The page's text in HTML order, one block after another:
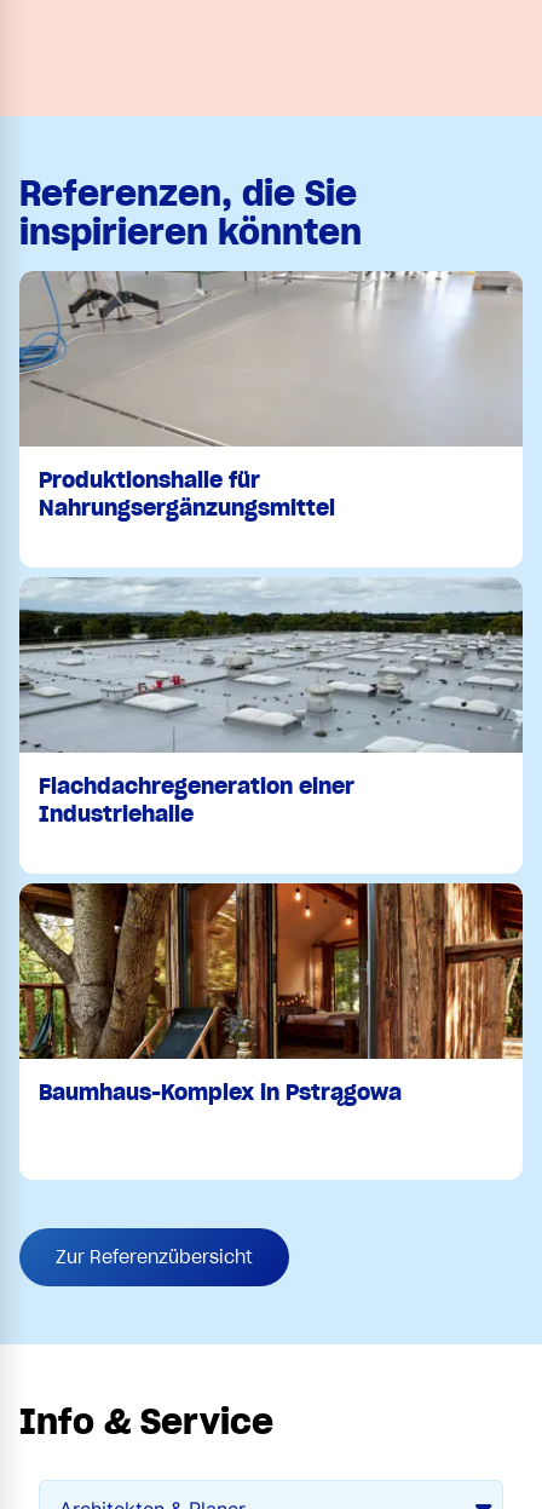
Referenzen, die Sie
inspirieren könnten
Produktionshalle für
Nahrungsergänzungsmittel
Flachdachregeneration einer
Industriehalle
Baumhaus-Komplex in Pstrągowa
Zur Referenzübersicht
Info & Service